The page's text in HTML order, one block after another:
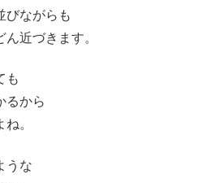
びながらも
近づきます。
も
るから
。
うな